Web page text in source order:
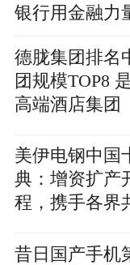
银行用金融力
德胧集团排名
团规模TOP8
高端酒店集团
美伊电钢中国
典：增资扩产
程，携手各界
昔日国产手机